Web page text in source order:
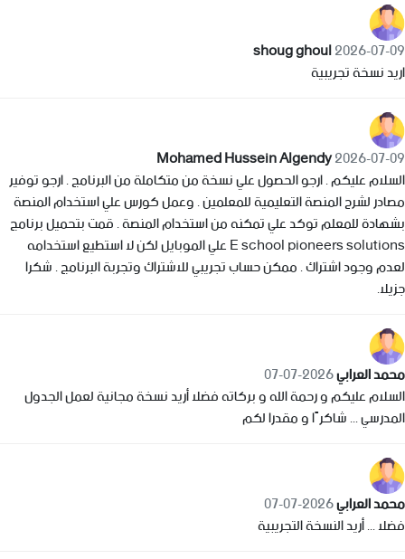
shoug ghoul2026-07-09
اريد نسخة تجريبية
Mohamed Hussein Algendy2026-07-09
السلام عليكم . ارجو الحصول علي نسخة من متكاملة من البرنامج . ارجو توفير
مصادر لشرح المنصة التعليمية للمعلمين . وعمل كورس علي استخدام المنصة
بشهادة للمعلم توكد علي تمكنه من استخدام المنصة . قمت بتحميل برنامج
E school pioneers solutions علي الموبايل لكن لا استطيع استخدامه
لعدم وجود اشتراك . ممكن حساب تجريبي للاشتراك وتجربة البرنامج . شكرا
جزيلا.
محمد العرابي2026-07-07
السلام عليكم و رحمة الله و بركاته فضلا أريد نسخة مجانية لعمل الجدول
المدرسي ... شاكرًا و مقدرا لكم
محمد العرابي2026-07-07
فضلا ... أريد النسخة التجريبية